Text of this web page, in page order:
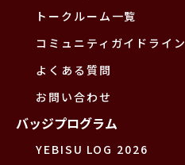
トークルーム一覧
コミュニティガイドライン
よくある質問
お問い合わせ
バッジプログラム
YEBISU LOG 2026